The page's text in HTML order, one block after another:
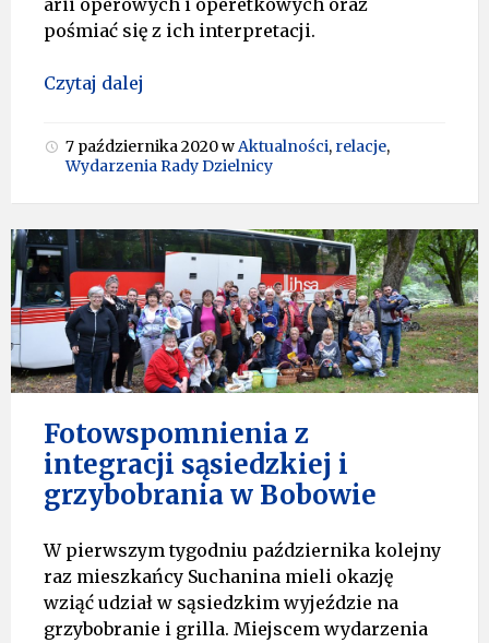
arii operowych i operetkowych oraz
pośmiać się z ich interpretacji.
Czytaj dalej
7 października 2020wAktualności, relacje,
Wydarzenia Rady Dzielnicy
Fotowspomnienia z
integracji sąsiedzkiej i
grzybobrania w Bobowie
W pierwszym tygodniu października kolejny
raz mieszkańcy Suchanina mieli okazję
wziąć udział w sąsiedzkim wyjeździe na
grzybobranie i grilla. Miejscem wydarzenia